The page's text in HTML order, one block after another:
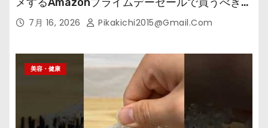
の 7月 16, 2026 Pikakichi2015@gmail.com
美容・健康